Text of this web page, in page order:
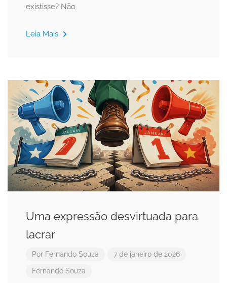
existisse? Não
Leia Mais
Uma expressão desvirtuada para
lacrar
Por Fernando Souza 7 de janeiro de 2026
Fernando Souza